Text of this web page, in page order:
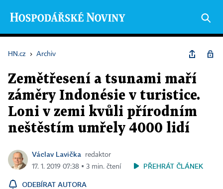
HN.cz › Archiv
Zemětřesení a tsunami maří
záměry Indonésie v turistice.
Loni v zemi kvůli přírodním
neštěstím umřely 4000 lidí
Václav Lavička
redaktor
17. 1. 2019 07:38 ▪ 3 min. čtení
PŘEHRÁT ČLÁNEK
ODEBÍRAT AUTORA